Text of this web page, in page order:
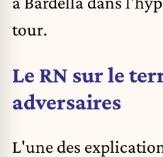
tour.
Le RN sur le
adversaires
L'une des